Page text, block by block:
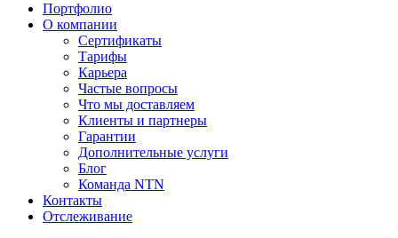
Портфолио
О компании
Сертификаты
Тарифы
Карьера
Частые вопросы
Что мы доставляем
Клиенты и партнеры
Гарантии
Дополнительные услуги
Блог
Команда NTN
Контакты
Отслеживание